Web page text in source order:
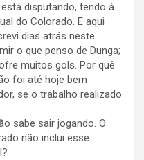
disputando, tendo à
do Colorado. E aqui
dias atrás neste
o que penso de Dunga;
muitos gols. Por quê
foi até hoje bem
se o trabalho realizado
sabe sair jogando. O
não inclui esse